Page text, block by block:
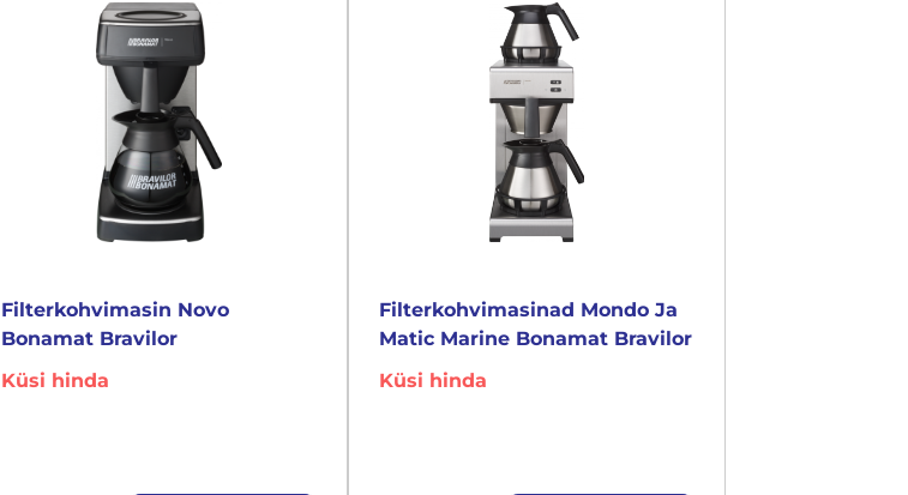
Filterkohvimasin Novo
Bonamat Bravilor
Küsi hinda
Filterkohvimasinad Mondo Ja
Matic Marine Bonamat Bravilor
Küsi hinda